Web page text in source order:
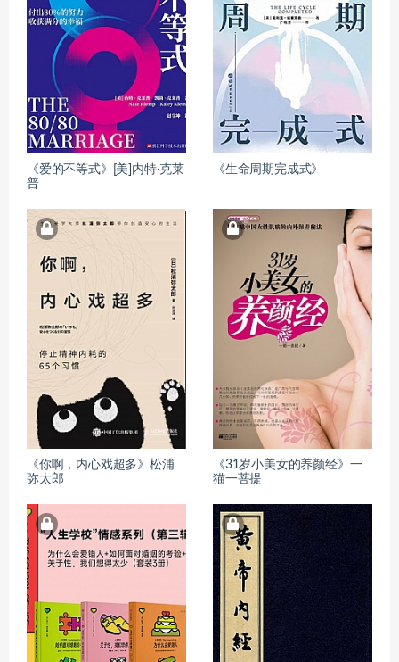
《爱的不等式》[美]内特·克莱
普
《生命周期完成式》
《你啊，内心戏超多》松浦
弥太郎
《31岁小美女的养颜经》一
猫一菩提